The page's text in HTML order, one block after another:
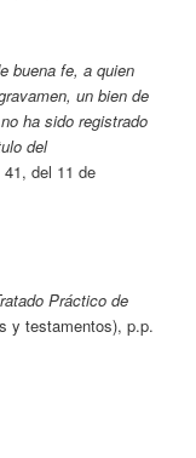
buena fe, a quien
un bien de
ha sido registrado
del
del 11 de
Práctico de
y testamentos), p.p.